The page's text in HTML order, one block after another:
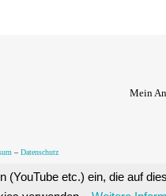
Mein
– Datenschutz
etc.) ein, die auf